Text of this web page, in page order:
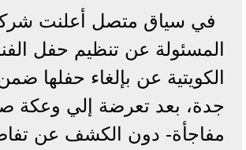
في سياق متصل أعلنت شركة
المسئولة عن تنظيم حفل
الكويتية عن بإلغاء حفلها
جدة، بعد تعرضة إلي وعكة
مفاجأة- دون الكشف عن